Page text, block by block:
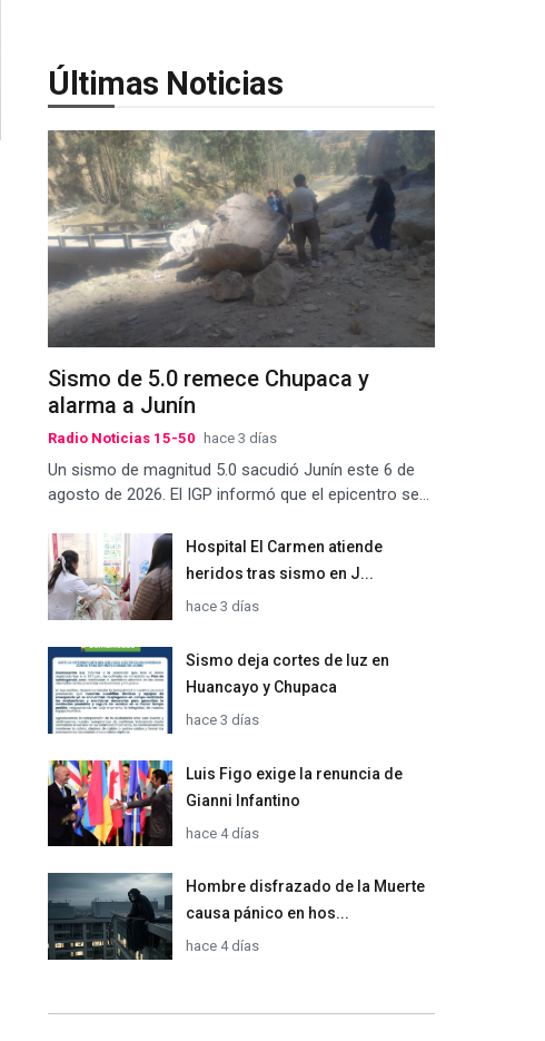
Últimas Noticias
Sismo de 5.0 remece Chupaca y
alarma a Junín
Radio Noticias 15-50 hace 3 días
Un sismo de magnitud 5.0 sacudió Junín este 6 de
agosto de 2026. El IGP informó que el epicentro se...
Hospital El Carmen atiende
heridos tras sismo en J...
hace 3 días
Sismo deja cortes de luz en
Huancayo y Chupaca
hace 3 días
Luis Figo exige la renuncia de
Gianni Infantino
hace 4 días
Hombre disfrazado de la Muerte
causa pánico en hos...
hace 4 días